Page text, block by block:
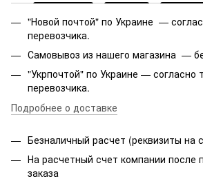
"Новой почтой" по Украине —
перевозчика.
Самовывоз из нашего магазина —
"Укрпочтой" по Украине — согласно
перевозчика.
Подробнее о доставке
Безналичный расчет (реквизиты на
На расчетный счет компании после
заказа